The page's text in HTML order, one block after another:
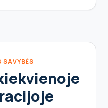
SAVYBĖS